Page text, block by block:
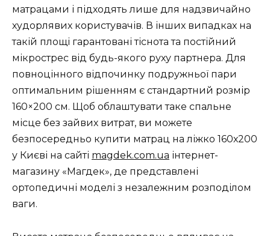
матрацами і підходять лише для надзвичайно
худорлявих користувачів. В інших випадках на
такій площі гарантовані тіснота та постійний
мікрострес від будь-якого руху партнера. Для
повноцінного відпочинку подружньої пари
оптимальним рішенням є стандартний розмір
160×200 см. Щоб облаштувати таке спальне
місце без зайвих витрат, ви можете
безпосередньо купити матрац на ліжко 160х200
у Києві на сайті magdek.com.ua інтернет-
магазину «Магдек», де представлені
ортопедичні моделі з незалежним розподілом
ваги.